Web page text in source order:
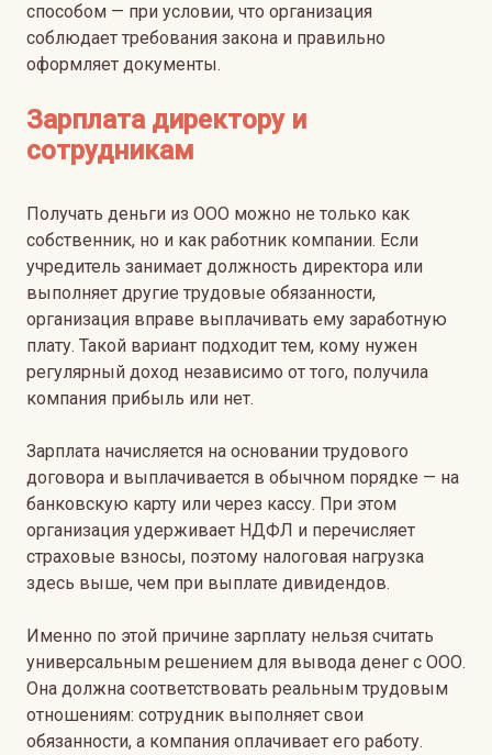
способом — при условии, что организация
соблюдает требования закона и правильно
оформляет документы.
Зарплата директору и
сотрудникам
Получать деньги из ООО можно не только как
собственник, но и как работник компании. Если
учредитель занимает должность директора или
выполняет другие трудовые обязанности,
организация вправе выплачивать ему заработную
плату. Такой вариант подходит тем, кому нужен
регулярный доход независимо от того, получила
компания прибыль или нет.
Зарплата начисляется на основании трудового
договора и выплачивается в обычном порядке — на
банковскую карту или через кассу. При этом
организация удерживает НДФЛ и перечисляет
страховые взносы, поэтому налоговая нагрузка
здесь выше, чем при выплате дивидендов.
Именно по этой причине зарплату нельзя считать
универсальным решением для вывода денег с ООО.
Она должна соответствовать реальным трудовым
отношениям: сотрудник выполняет свои
обязанности, а компания оплачивает его работу.